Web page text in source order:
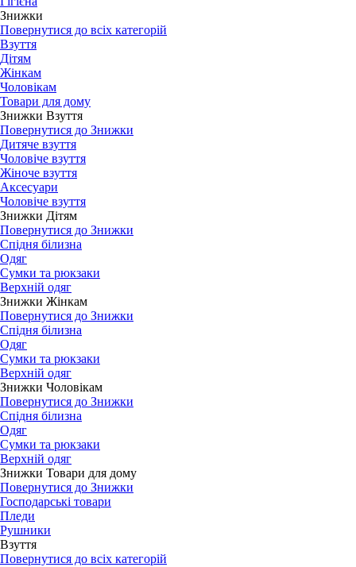
Знижки
Повернутися до всіх категорій
Взуття
Дітям
Жінкам
Чоловікам
Товари для дому
Знижки Взуття
Повернутися до Знижки
Дитяче взуття
Чоловіче взуття
Жіноче взуття
Аксесуари
Чоловіче взуття
Знижки Дітям
Повернутися до Знижки
Спідня білизна
Одяг
Сумки та рюкзаки
Верхній одяг
Знижки Жінкам
Повернутися до Знижки
Спідня білизна
Одяг
Сумки та рюкзаки
Верхній одяг
Знижки Чоловікам
Повернутися до Знижки
Спідня білизна
Одяг
Сумки та рюкзаки
Верхній одяг
Знижки Товари для дому
Повернутися до Знижки
Господарські товари
Пледи
Рушники
Взуття
Повернутися до всіх категорій